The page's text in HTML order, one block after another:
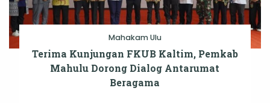
Mahakam Ulu
Terima Kunjungan FKUB Kaltim, Pemkab
Mahulu Dorong Dialog Antarumat
Beragama